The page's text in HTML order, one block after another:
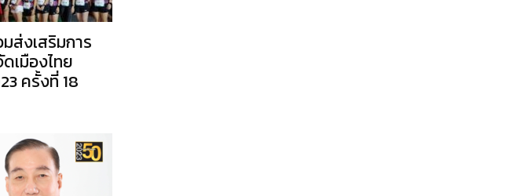
ส่งเสริมการ
เมืองไทย
ครั้งที่ 18